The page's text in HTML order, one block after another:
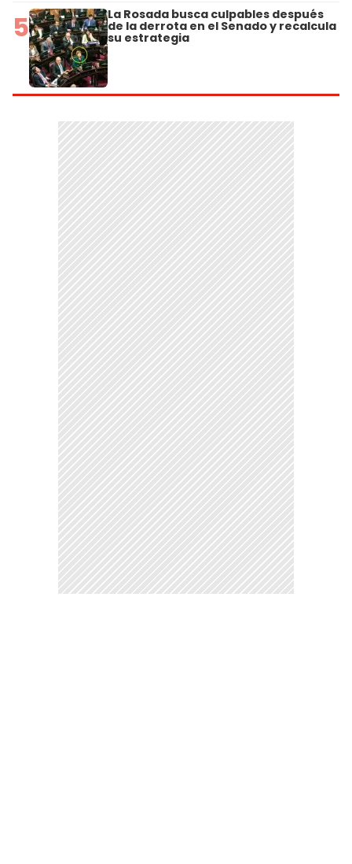
5 La Rosada busca culpables después
de la derrota en el Senado y recalcula
su estrategia